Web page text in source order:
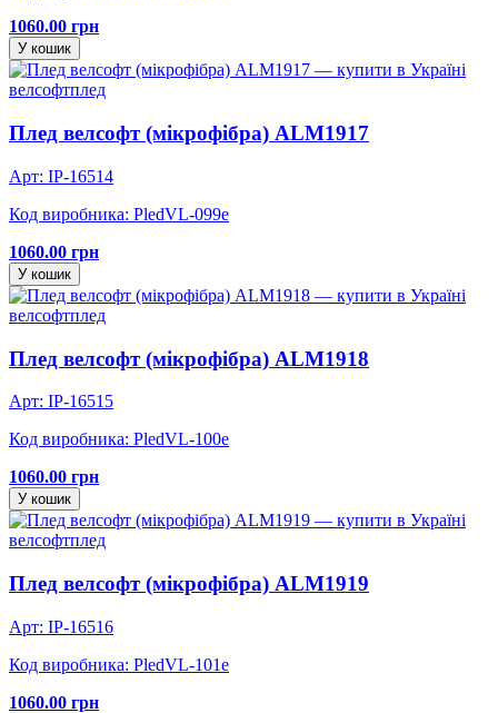
1060.00 грн
У кошик
велсофтплед
Плед велсофт (мікрофібра) ALM1917
Арт: IP-16514
Код виробника: PledVL-099e
1060.00 грн
У кошик
велсофтплед
Плед велсофт (мікрофібра) ALM1918
Арт: IP-16515
Код виробника: PledVL-100e
1060.00 грн
У кошик
велсофтплед
Плед велсофт (мікрофібра) ALM1919
Арт: IP-16516
Код виробника: PledVL-101e
1060.00 грн